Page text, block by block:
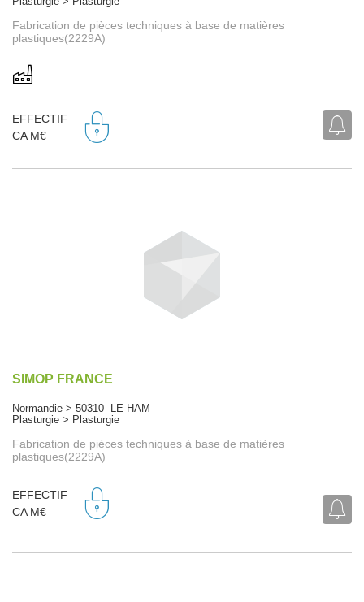
Fabrication de pièces techniques à base de matières
plastiques(2229A)
EFFECTIF
CA M€
SIMOP FRANCE
Normandie > 50310 LE HAM
Plasturgie > Plasturgie
Fabrication de pièces techniques à base de matières
plastiques(2229A)
EFFECTIF
CA M€